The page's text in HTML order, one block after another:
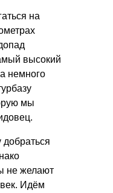
на
высокий
немного
мы
не желают
Идём